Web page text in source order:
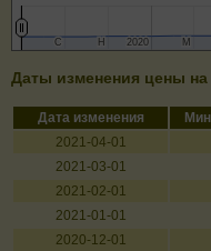
2020
2020
С
С НН М
М
Даты изменения цены на
Дата изменения
2021-04-01
2021-03-01
2021-02-01
2021-01-01
2020-12-01